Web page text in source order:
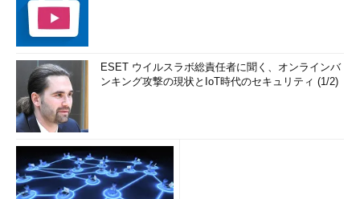
ESET ウイルスラボ総責任者に聞く、オンラインバ
ンキング攻撃の現状とIoT時代のセキュリティ (1/2)